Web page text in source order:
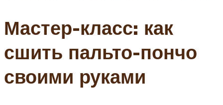
Мастер-класс: как
сшить пальто-пончо
своими руками